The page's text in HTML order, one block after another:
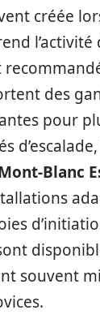
créée
l’activité
des
pour
Blanc
souvent